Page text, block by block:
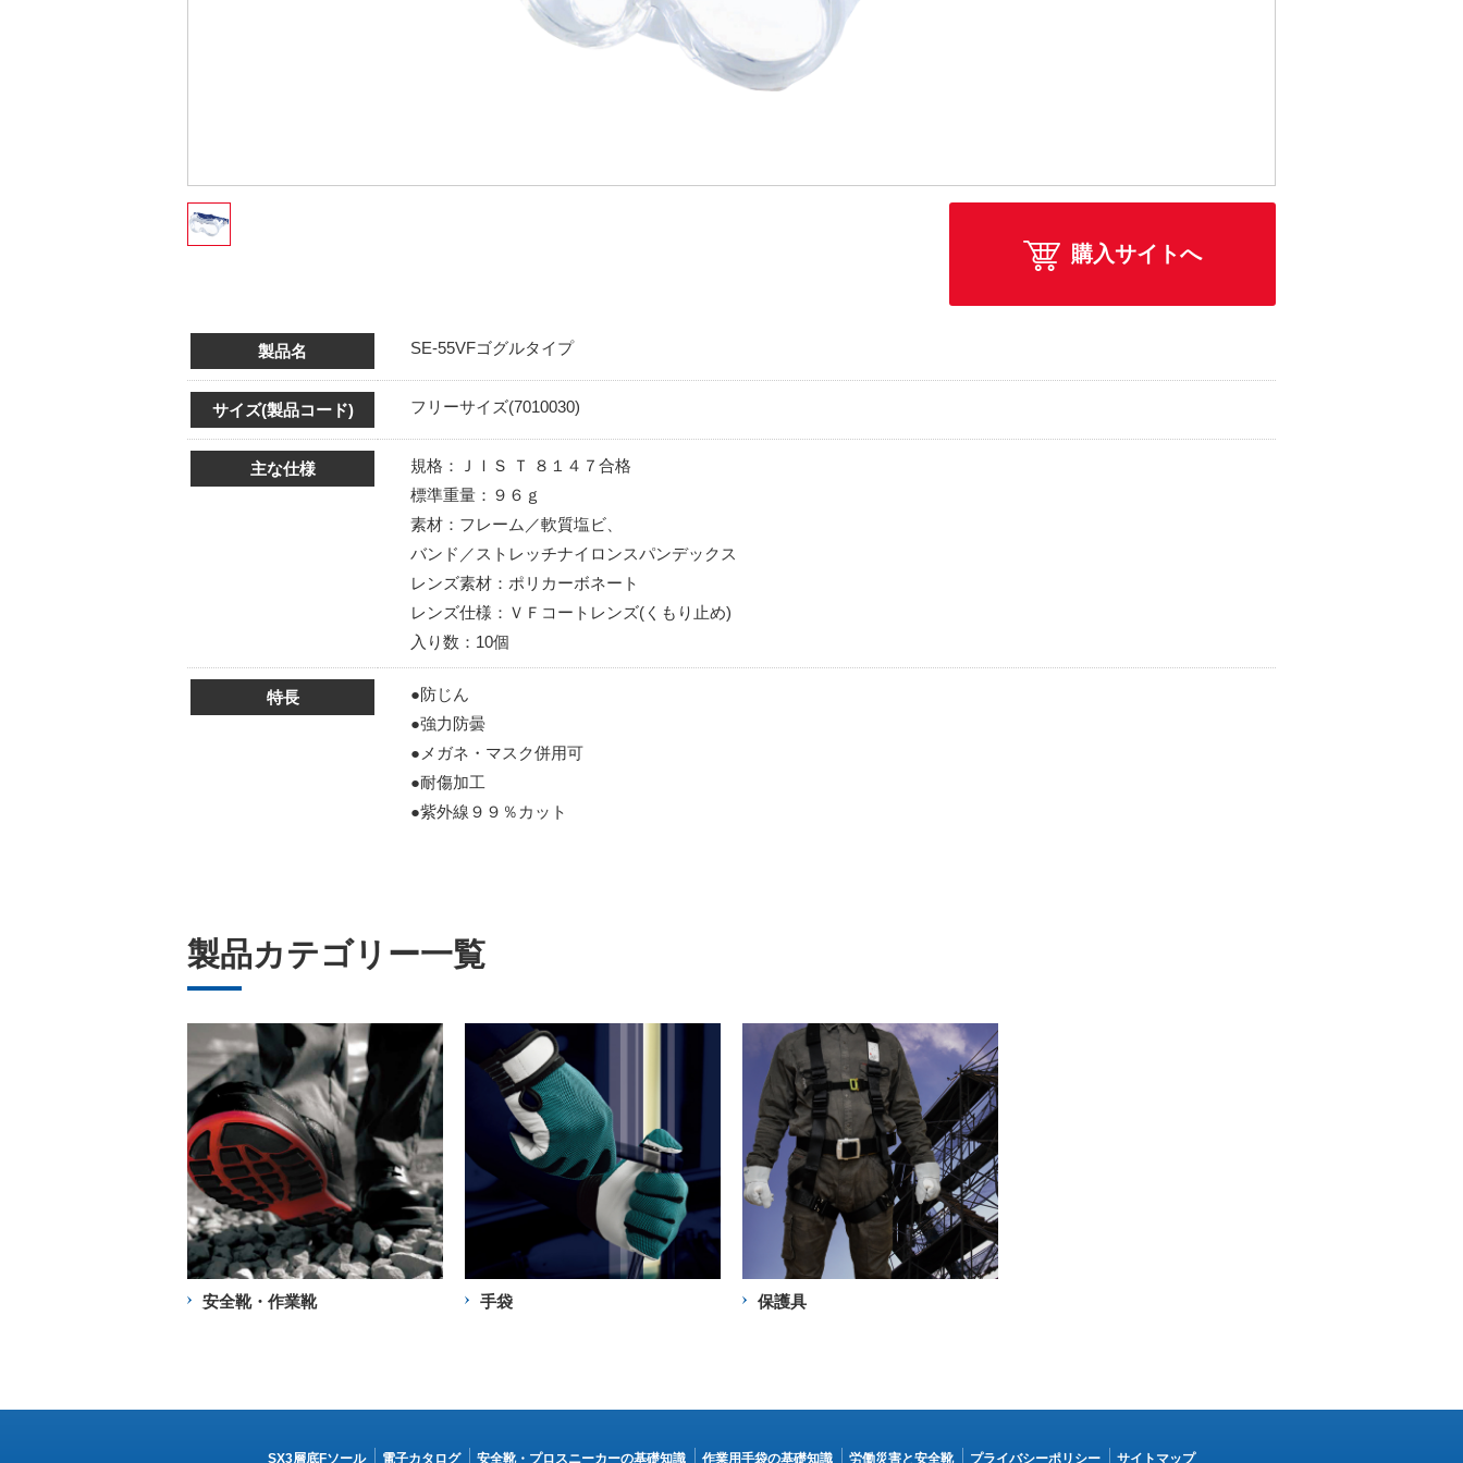
購入サイトへ
製品名 SE-55VFゴグルタイプ
サイズ(製品コード) フリーサイズ(7010030)
主な仕様
規格：ＪＩＳ Ｔ ８１４７合格
標準重量：９６ｇ
素材：フレーム／軟質塩ビ、
バンド／ストレッチナイロンスパンデックス
レンズ素材：ポリカーボネート
レンズ仕様：ＶＦコートレンズ(くもり止め)
入り数：10個
特長
●防じん
●強力防曇
●メガネ・マスク併用可
●耐傷加工
●紫外線９９％カット
製品カテゴリー一覧
安全靴・作業靴 手袋 保護具
SX3層底Fソール 電子カタログ 安全靴・プロスニーカーの基礎知識 作業用手袋の基礎知識 労働災害と安全靴 プライバシーポリシー サイトマップ